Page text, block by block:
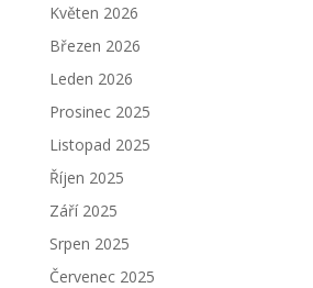
Květen 2026
Březen 2026
Leden 2026
Prosinec 2025
Listopad 2025
Říjen 2025
Září 2025
Srpen 2025
Červenec 2025